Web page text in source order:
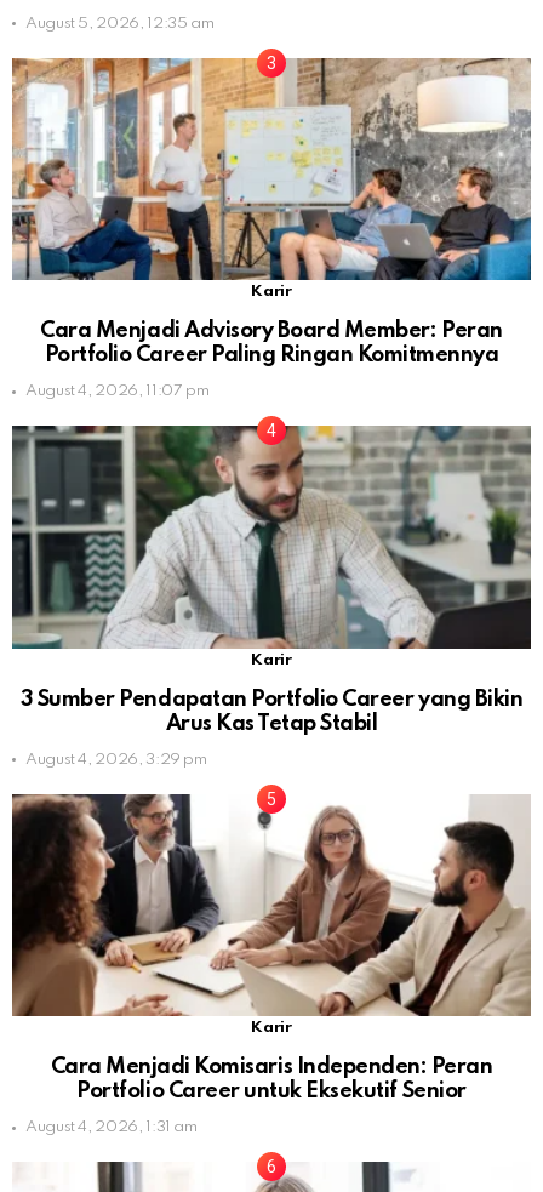
August 5, 2026, 12:35 am
Karir
Cara Menjadi Advisory Board Member: Peran
Portfolio Career Paling Ringan Komitmennya
August 4, 2026, 11:07 pm
Karir
3 Sumber Pendapatan Portfolio Career yang Bikin
Arus Kas Tetap Stabil
August 4, 2026, 3:29 pm
Karir
Cara Menjadi Komisaris Independen: Peran
Portfolio Career untuk Eksekutif Senior
August 4, 2026, 1:31 am